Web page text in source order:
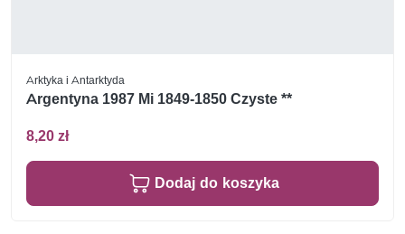
Arktyka i Antarktyda
Argentyna 1987 Mi 1849-1850 Czyste **
8,20 zł
Dodaj do koszyka